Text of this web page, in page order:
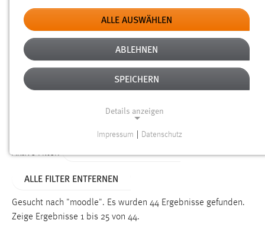
Typ
Erstellungsdatum
Alter
Aktive Filter:
ALLE FILTER ENTFERNEN
Gesucht nach "moodle". Es wurden 44 Ergebnisse gefunden.
Zeige Ergebnisse 1 bis 25 von 44.
ALLE AUSWÄHLEN
ABLEHNEN
SPEICHERN
Details anzeigen
Funktionen und sind für die einwandfreie Funktion der
Einverständnis
Impressum Datenschutz